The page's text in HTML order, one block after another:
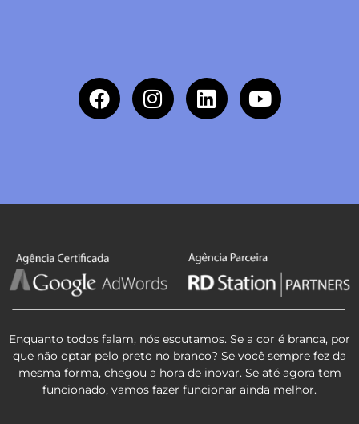
Enquanto todos falam, nós escutamos. Se a cor é branca, por
que não optar pelo preto no branco? Se você sempre fez da
mesma forma, chegou a hora de inovar. Se até agora tem
funcionado, vamos fazer funcionar ainda melhor.